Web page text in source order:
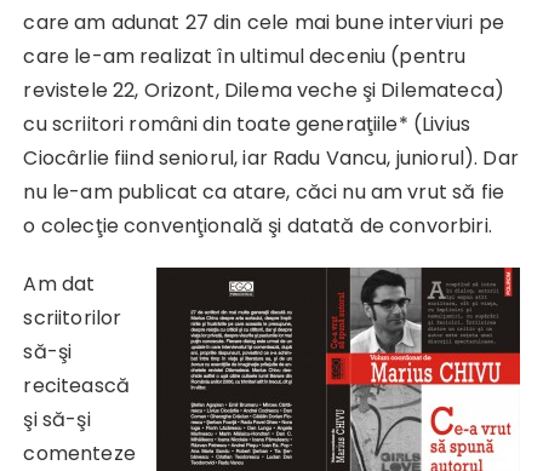
care am adunat 27 din cele mai bune interviuri pe
care le-am realizat în ultimul deceniu (pentru
revistele 22, Orizont, Dilema veche şi Dilemateca)
cu scriitori români din toate generaţiile* (Livius
Ciocârlie fiind seniorul, iar Radu Vancu, juniorul). Dar
nu le-am publicat ca atare, căci nu am vrut să fie
o colecţie convenţională şi datată de convorbiri.
Am dat
scriitorilor
să-şi
recitească
şi să-şi
comenteze